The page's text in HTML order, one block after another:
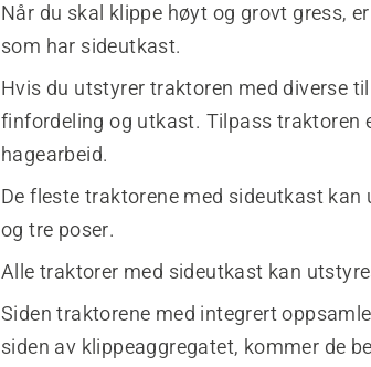
Når du skal klippe høyt og grovt gress,
som har sideutkast.
Hvis du utstyrer traktoren med diverse
finfordeling og utkast. Tilpass traktoren
hagearbeid.
De fleste traktorene med sideutkast
og tre poser.
Alle traktorer med sideutkast kan
Siden traktorene med integrert
siden av klippeaggregatet, kommer de